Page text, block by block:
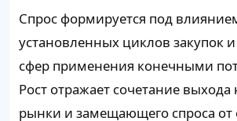
Спрос формируется под
установленных циклов закупок
сфер применения конечными
Рост отражает сочетание
рынки и замещающего спроса от